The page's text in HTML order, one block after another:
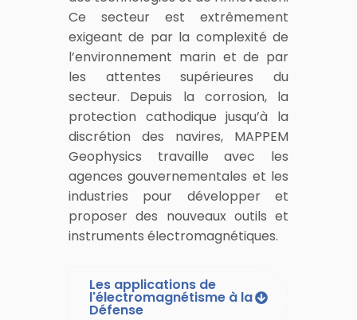
Ce secteur est extrêmement
exigeant de par la complexité de
l’environnement marin et de par
les attentes supérieures du
secteur. Depuis la corrosion, la
protection cathodique jusqu’à la
discrétion des navires, MAPPEM
Geophysics travaille avec les
agences gouvernementales et les
industries pour développer et
proposer des nouveaux outils et
instruments électromagnétiques.
Les applications de
l'électromagnétisme à la
Défense